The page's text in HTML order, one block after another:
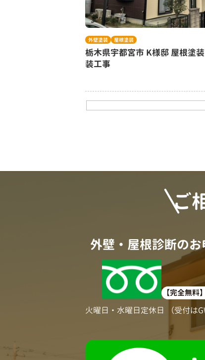
外壁塗装 屋根塗装
栃木県宇都宮市 K様邸 屋根塗
装工事
ご
外壁・屋根診断の
【完全無料
火曜日・水曜日定休日 （受付は